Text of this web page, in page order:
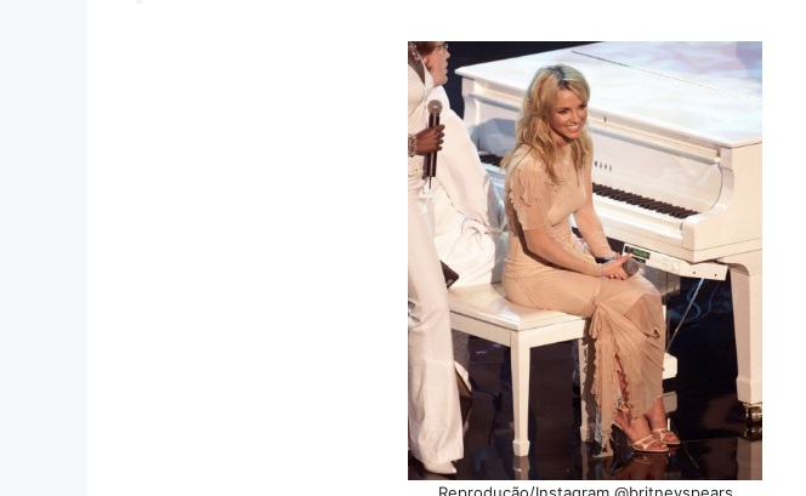
Reprodução/Instagram @britneyspears